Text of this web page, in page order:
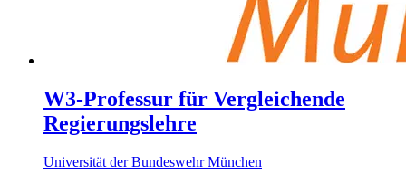
W3-Professur für Vergleichende
Regierungslehre
Universität der Bundeswehr München